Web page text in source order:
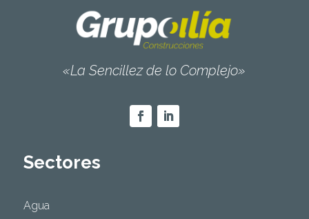
«La Sencillez de lo Complejo»
Sectores
Agua